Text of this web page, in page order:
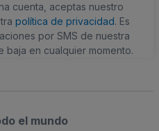
cuenta, aceptas nuestro
política de privacidad. Es
por SMS de nuestra
en cualquier momento.
el mundo